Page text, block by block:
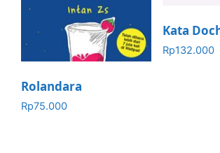
Rolandara
Rp75.000
Kata
Rp132.000